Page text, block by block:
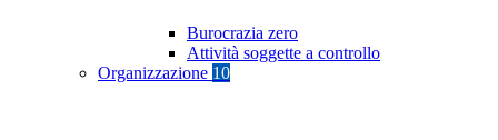
Burocrazia zero
Attività soggette a controllo
Organizzazione 10